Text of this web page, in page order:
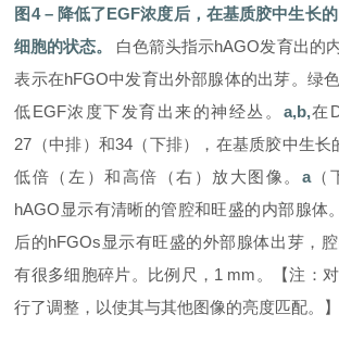
图4 –降低了EGF浓度后，在基质胶中生长
细胞的状态。 白色箭头指示hAGO发育出的
表示在hFGO中发育出外部腺体的出芽。绿
低EGF浓度下发育出来的神经丛。 a,b,在
27（中排）和34（下排），在基质胶中生长
低倍（左）和高倍（右）放大图像。 a（
hAGO显示有清晰的管腔和旺盛的内部腺体。
后的hFGOs显示有旺盛的外部腺体出芽，
有很多细胞碎片。比例尺，1 mm。【注：
行了调整，以使其与其他图像的亮度匹配。】